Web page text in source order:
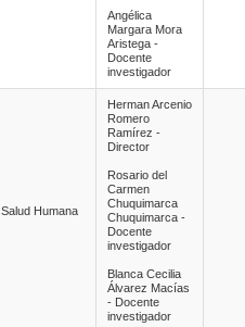
Angélica
Margara Mora
Aristega -
Docente
investigador
Salud Humana
Herman Arcenio
Romero
Ramírez -
Director
Rosario del
Carmen
Chuquimarca
Chuquimarca -
Docente
investigador
Blanca Cecilia
Álvarez Macías
- Docente
investigador